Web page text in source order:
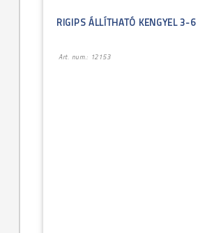
RIGIPS ÁLLÍTHATÓ KENGYEL 3-6
Art. num.: 12153